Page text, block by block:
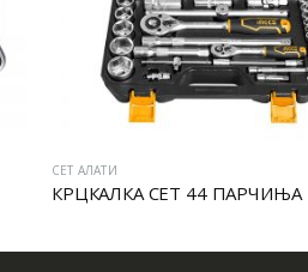
СЕТ АЛАТИ
КРЦКАЛКА СЕТ 44 ПАРЧИЊА